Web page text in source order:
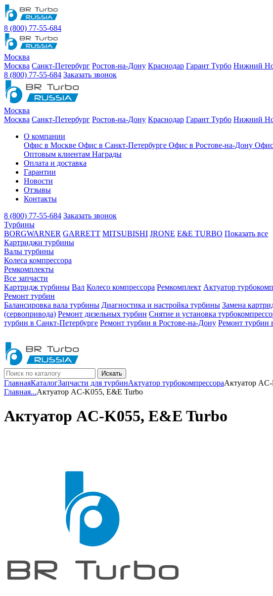
8 (800) 77-55-684
Москва
Москва Санкт-Петербург Ростов-на-Дону Краснодар Гарант Турбо Нижний
8 (800) 77-55-684 Заказать звонок
Москва
Москва Санкт-Петербург Ростов-на-Дону Краснодар Гарант Турбо Нижний
О компании
Офис в Москве Офис в Санкт-Петербурге Офис в Ростове-на-Дону Офис
Оптовым клиентам Награды
Оплата и доставка
Гарантии
Новости
Отзывы
Контакты
8 (800) 77-55-684 Заказать звонок
Турбины
BORGWARNER GARRETT MITSUBISHI JRONE E&E TURBO Показать все
Картриджи турбины
Валы турбины
Колеса компрессора
Ремкомплекты
Все запчасти
Картридж турбины Вал Колесо компрессора Ремкомплект Актуатор
Ремонт турбин
Балансировка вала турбины Диагностика и настройка турбины Замена
(сервопривода) Ремонт дизельных турбин Снятие и установка
турбин в Санкт-Петербурге Ремонт турбин в Ростове-на-Дону Ремонт турбин
Искать
ГлавнаяКаталогЗапчасти для турбинАктуатор турбокомпрессораАктуатор
Главная...Актуатор AC-K055, E&E Turbo
Актуатор AC-K055, E&E Turbo